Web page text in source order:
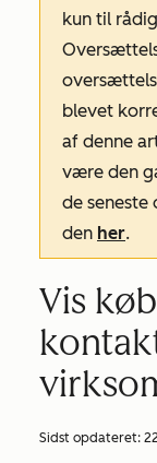
kun til
blevet
af denne
være den
de seneste
den her.
Vis
Sidst opdateret: